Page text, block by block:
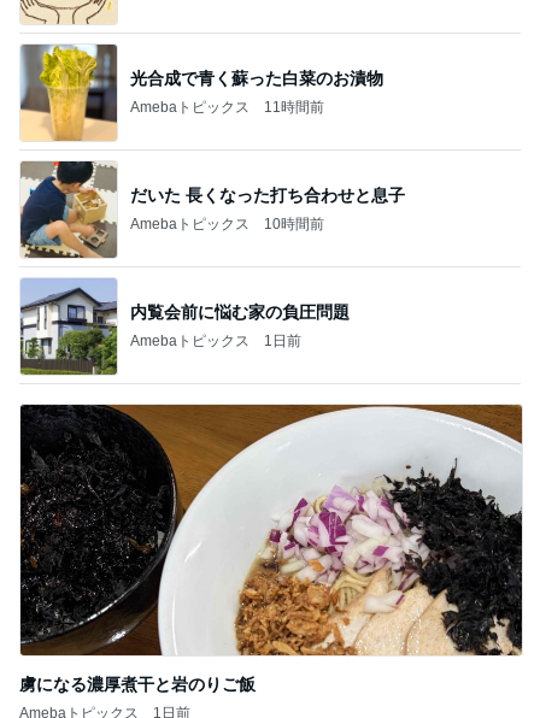
光合成で青く蘇った白菜のお漬物
Amebaトピックス 11時間前
だいた 長くなった打ち合わせと息子
Amebaトピックス 10時間前
内覧会前に悩む家の負圧問題
Amebaトピックス 1日前
虜になる濃厚煮干と岩のりご飯
Amebaトピックス 1日前